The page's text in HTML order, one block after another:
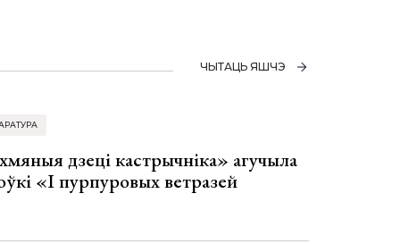
ЧЫТАЦЬ ЯШЧЭ
дзеці кастрычніка» агучыла
«І пурпуровых ветразей